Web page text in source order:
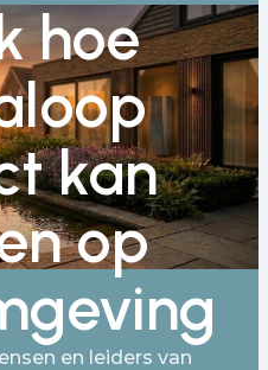
hoe
kan
op
en leiders van